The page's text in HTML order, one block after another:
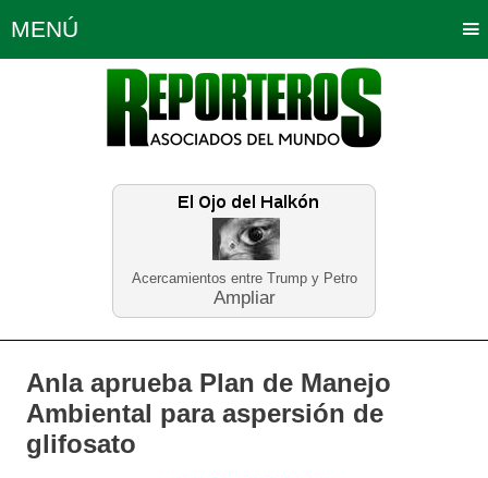
Acercamientos entre Trump y Petro
Ampliar
MENÚ
Política Opinión Bogotá
Planeta Tierra Deportes
Educación Neira
Anla aprueba Plan de Manejo
Ambiental para aspersión de
glifosato